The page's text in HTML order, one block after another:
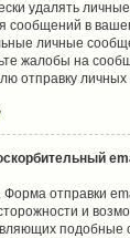
удалять
сообщений в
личные
жалобы на
отправку
отправки
и
подобные